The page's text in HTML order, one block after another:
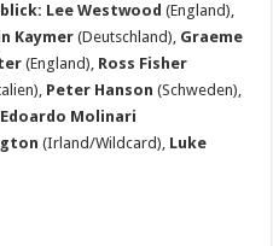
Lee Westwood (England),
Kaymer(Deutschland), Graeme
(England), Ross Fisher
Peter Hanson (Schweden),
Edoardo Molinari
(Irland/Wildcard), Luke